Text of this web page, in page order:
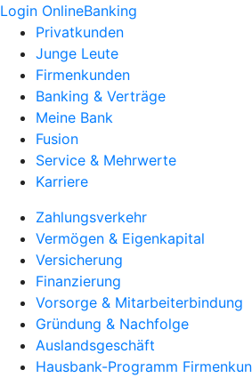
Login OnlineBanking
Privatkunden
Junge Leute
Firmenkunden
Banking & Verträge
Meine Bank
Fusion
Service & Mehrwerte
Karriere
Zahlungsverkehr
Vermögen & Eigenkapital
Versicherung
Finanzierung
Vorsorge & Mitarbeiterbindung
Gründung & Nachfolge
Auslandsgeschäft
Hausbank-Programm